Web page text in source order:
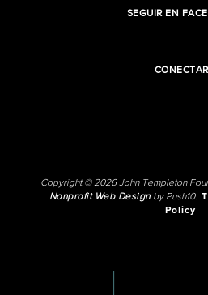
SEGUIR EN
CONECTAR
Copyright © 2026 John Templeton
Nonprofit Web Designby Push10.
Policy